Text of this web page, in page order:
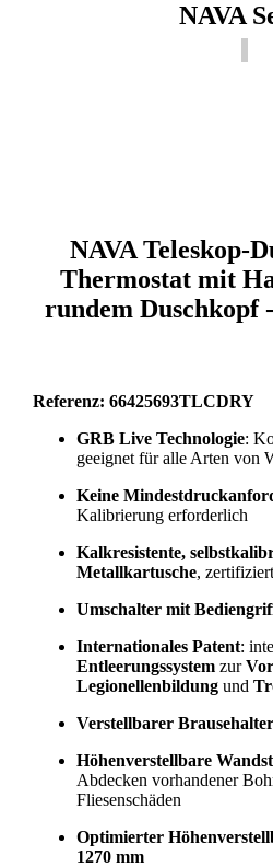
NAVA
NAVA Teleskop-
Thermostat mit
rundem Duschkopf
Referenz: 66425693TLCDRY
GRB Live Technologie:
geeignet für alle Arten von
Keine
Kalibrierung erforderlich
Kalkresistente,
Metallkartusche,
Umschalter mit
Internationales Patent:
Entleerungssystemzur
Legionellenbildungund
Verstellbarer Brausehalter
Höhenverstellbare
Abdecken vorhandener
Fliesenschäden
Optimierter
1270 mm